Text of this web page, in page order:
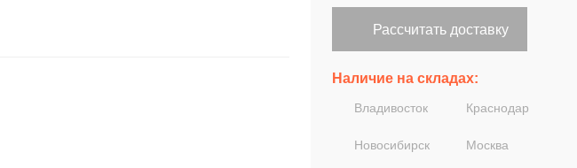
Рассчитать доставку
Наличие на складах:
Владивосток Краснодар
Новосибирск Москва